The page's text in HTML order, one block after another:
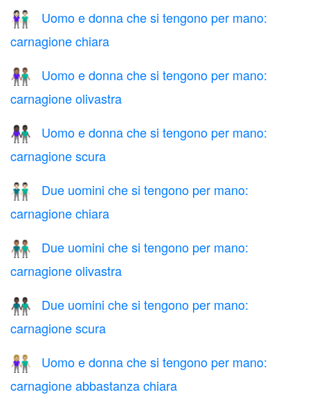
👫🏻
Uomo e donna che si tengono per mano:
carnagione chiara
👫🏽
Uomo e donna che si tengono per mano:
carnagione olivastra
👫🏿
Uomo e donna che si tengono per mano:
carnagione scura
👬🏻
Due uomini che si tengono per mano:
carnagione chiara
👬🏽
Due uomini che si tengono per mano:
carnagione olivastra
👬🏿
Due uomini che si tengono per mano:
carnagione scura
👫🏼
Uomo e donna che si tengono per mano:
carnagione abbastanza chiara